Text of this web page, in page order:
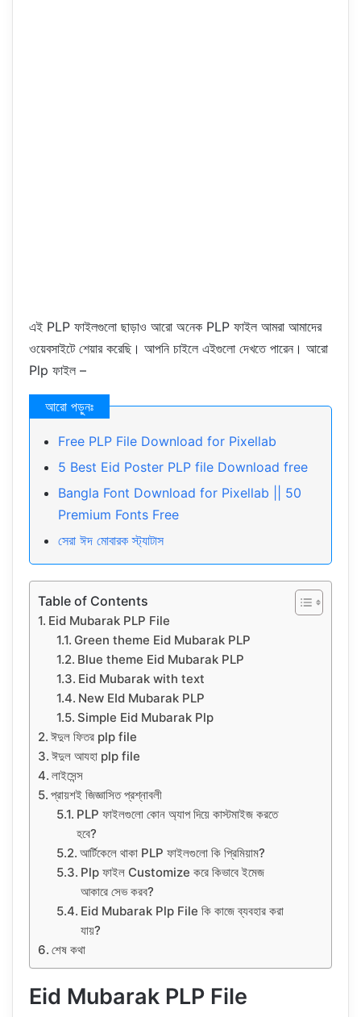
এই PLP ফাইলগুলো ছাড়াও আরো অনেক PLP ফাইল আমরা আমাদের
ওয়েবসাইটে শেয়ার করেছি। আপনি চাইলে এইগুলো দেখতে পারেন। আরো
Plp ফাইল –
Free PLP File Download for Pixellab
5 Best Eid Poster PLP file Download free
Bangla Font Download for Pixellab || 50
Premium Fonts Free
সেরা ঈদ মোবারক স্ট্যাটাস
Table of Contents
Eid Mubarak PLP File
Green theme Eid Mubarak PLP
Blue theme Eid Mubarak PLP
Eid Mubarak with text
New EId Mubarak PLP
Simple Eid Mubarak Plp
ঈদুল ফিতর plp file
ঈদুল আযহা plp file
লাইসেন্স
প্রায়শই জিজ্ঞাসিত প্রশ্নাবলী
PLP ফাইলগুলো কোন অ্যাপ দিয়ে কাস্টমাইজ করতে
হবে?
আর্টিকেলে থাকা PLP ফাইলগুলো কি প্রিমিয়াম?
Plp ফাইল Customize করে কিভাবে ইমেজ
আকারে সেভ করব?
Eid Mubarak Plp File কি কাজে ব্যবহার করা
যায়?
শেষ কথা
Eid Mubarak PLP File